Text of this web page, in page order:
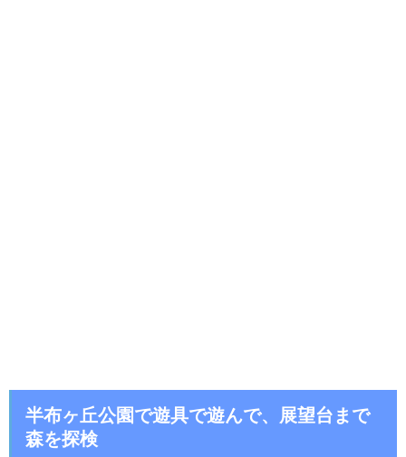
半布ヶ丘公園で遊具で遊んで、展望台まで
森を探検